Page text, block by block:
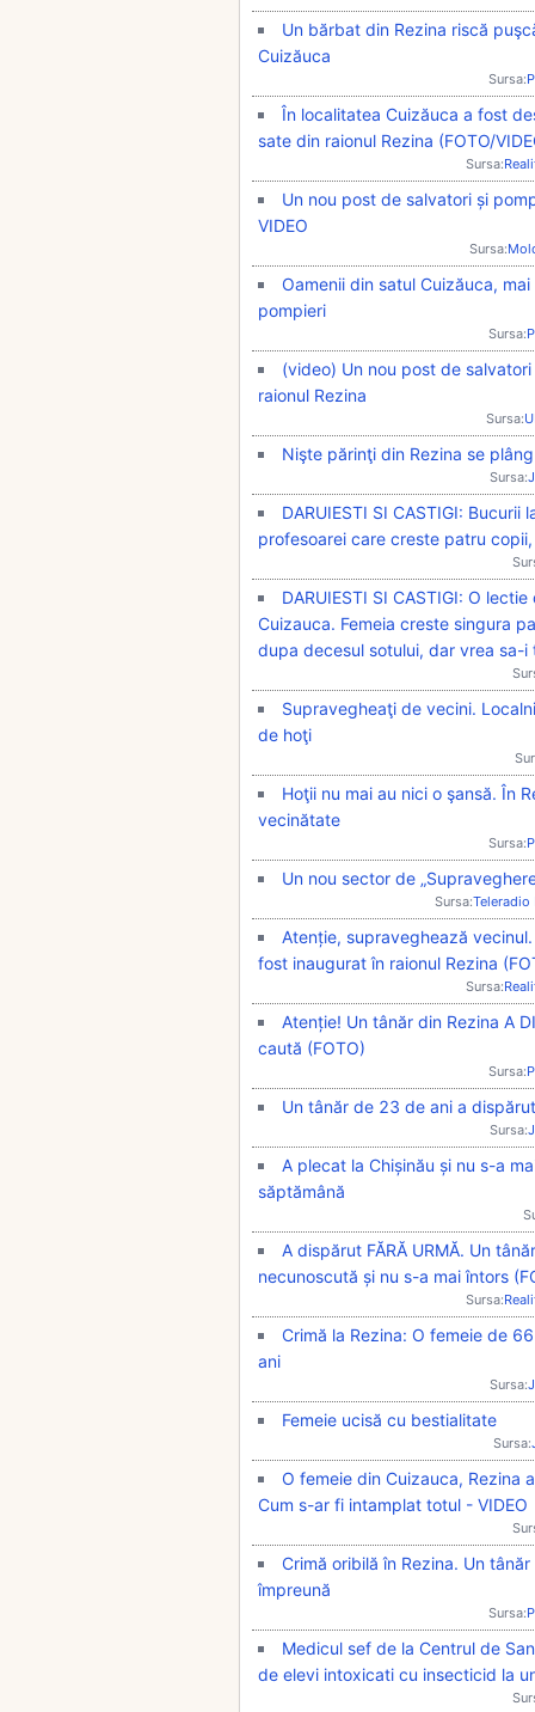
Un bărbat din Rezina riscă
Cuizăuca
Sursa:
În localitatea Cuizăuca a fost
sate din raionul Rezina (FOTO/
Sursa:
Un nou post de salvatori și
VIDEO
Sursa:
Oamenii din satul Cuizăuca,
pompieri
Sursa:
(video) Un nou post de
raionul Rezina
Sursa:
Nişte părinţi din Rezina se
Sursa:
DARUIESTI SI CASTIGI:
profesoarei care creste patru
DARUIESTI SI CASTIGI: O
Cuizauca. Femeia creste singura
dupa decesul sotului, dar vrea sa-i
Supravegheaţi de vecini.
de hoţi
Hoţii nu mai au nici o şansă. În
vecinătate
Sursa:
Un nou sector de
Sursa:
Atenție, supraveghează
fost inaugurat în raionul Rezina
Sursa:
Atenție! Un tânăr din Rezina A
caută (FOTO)
Sursa:
Un tânăr de 23 de ani a
Sursa:
A plecat la Chișinău și nu s-a
săptămână
A dispărut FĂRĂ URMĂ. Un
necunoscută și nu s-a mai întors
Sursa:
Crimă la Rezina: O femeie de
ani
Sursa:
Femeie ucisă cu bestialitate
Sursa:
O femeie din Cuizauca, Rezina
Cum s-ar fi intamplat totul - VIDEO
Crimă oribilă în Rezina. Un
împreună
Sursa:
Medicul sef de la Centrul de
de elevi intoxicati cu insecticid la